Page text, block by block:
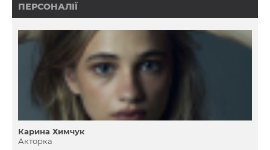
ПЕРСОНАЛІЇ
Карина Химчук
Акторка